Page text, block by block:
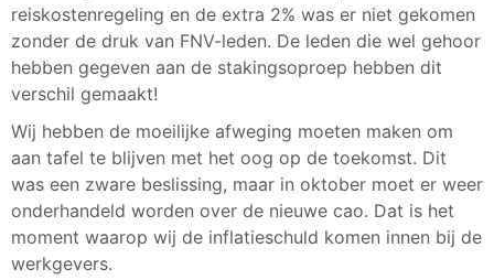
reiskostenregeling en de extra 2% was er niet gekomen
zonder de druk van FNV-leden. De leden die wel gehoor
hebben gegeven aan de stakingsoproep hebben dit
verschil gemaakt!
Wij hebben de moeilijke afweging moeten maken om
aan tafel te blijven met het oog op de toekomst. Dit
was een zware beslissing, maar in oktober moet er weer
onderhandeld worden over de nieuwe cao. Dat is het
moment waarop wij de inflatieschuld komen innen bij de
werkgevers.